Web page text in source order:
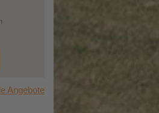
Angebote